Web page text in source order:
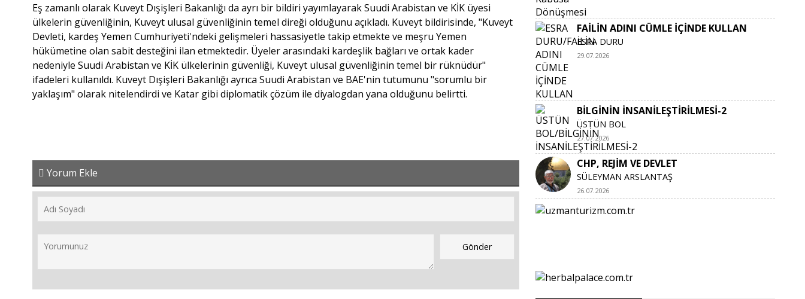
Eş zamanlı olarak Kuveyt Dışişleri Bakanlığı da ayrı bir bildiri yayımlayarak Suudi Arabistan ve KİK üyesi
ülkelerin güvenliğinin, Kuveyt ulusal güvenliğinin temel direği olduğunu açıkladı. Kuveyt bildirisinde, "Kuveyt
Devleti, kardeş Yemen Cumhuriyeti'ndeki gelişmeleri hassasiyetle takip etmekte ve meşru Yemen
hükümetine olan sabit desteğini ilan etmektedir. Üyeler arasındaki kardeşlik bağları ve ortak kader
nedeniyle Suudi Arabistan ve KİK ülkelerinin güvenliği, Kuveyt ulusal güvenliğinin temel bir rüknüdür"
ifadeleri kullanıldı. Kuveyt Dışişleri Bakanlığı ayrıca Suudi Arabistan ve BAE'nin tutumunu "sorumlu bir
yaklaşım" olarak nitelendirdi ve Katar gibi diplomatik çözüm ile diyalogdan yana olduğunu belirtti.
Yorum Ekle
FAİLİN ADINI CÜMLE İÇİNDE KULLAN
ESRA DURU
29.07.2026
BİLGİNİN İNSANİLEŞTİRİLMESİ-2
ÜSTÜN BOL
27.07.2026
CHP, REJİM VE DEVLET
SÜLEYMAN ARSLANTAŞ
26.07.2026